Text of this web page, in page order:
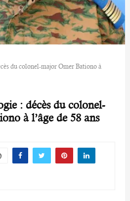
du colonel-major Omer Bationo à
: décès du colonel-
à l’âge de 58 ans